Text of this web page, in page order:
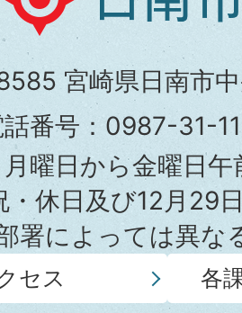
南
市
役
所
宮崎県日南市
話番号：0987-31-
月曜日から金曜日
・休日及び12月29
部署によっては異
セス 各